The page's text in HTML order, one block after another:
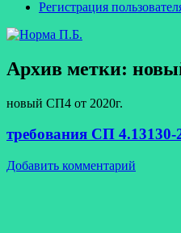
Регистрация
Архив метки:
новый СП4 от 2020г.
требования СП
Добавить комментарий